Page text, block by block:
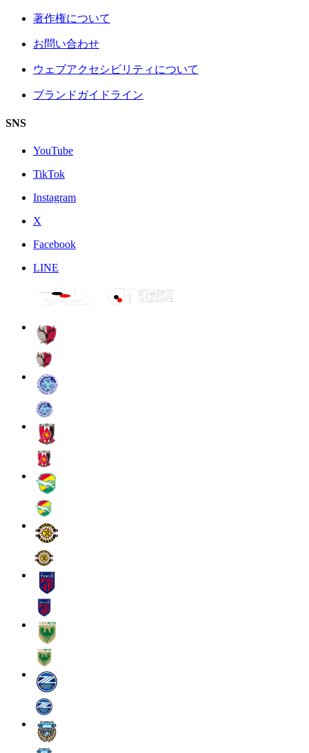
著作権について
お問い合わせ
ウェブアクセシビリティについて
ブランドガイドライン
SNS
YouTube
TikTok
Instagram
X
Facebook
LINE